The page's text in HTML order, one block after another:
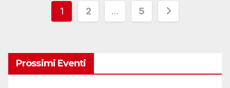
Paginazione
articoli
1 2 … 5
Prossimi Eventi